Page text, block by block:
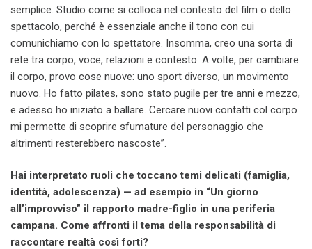
semplice. Studio come si colloca nel contesto del film o dello
spettacolo, perché è essenziale anche il tono con cui
comunichiamo con lo spettatore. Insomma, creo una sorta di
rete tra corpo, voce, relazioni e contesto. A volte, per cambiare
il corpo, provo cose nuove: uno sport diverso, un movimento
nuovo. Ho fatto pilates, sono stato pugile per tre anni e mezzo,
e adesso ho iniziato a ballare. Cercare nuovi contatti col corpo
mi permette di scoprire sfumature del personaggio che
altrimenti resterebbero nascoste”.
Hai interpretato ruoli che toccano temi delicati (famiglia,
identità, adolescenza) — ad esempio in “Un giorno
all’improvviso” il rapporto madre-figlio in una periferia
campana. Come affronti il tema della responsabilità di
raccontare realtà così forti?